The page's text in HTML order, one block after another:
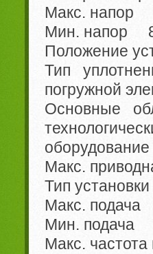
Макс. напор
Мин. напор
Положение
Тип
погружной
Основные
Макс.
Тип
Макс.
Мин. подача
Макс.